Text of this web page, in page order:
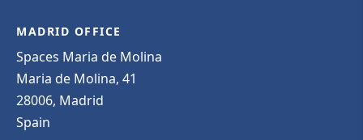
MADRID OFFICE
Spaces Maria de Molina
Maria de Molina, 41
28006, Madrid
Spain